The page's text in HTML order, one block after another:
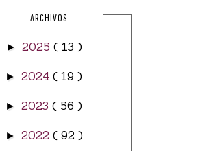
ARCHIVOS
► 2025 ( 13 )
►2024( 19 )
►2023( 56 )
► 2022 ( 92 )